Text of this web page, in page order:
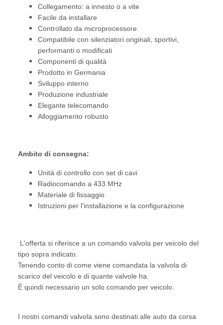
Collegamento: a innesto o a vite
Facile da installare
Controllato da microprocessore
Compatibile con silenziatori originali, sportivi,
performanti o modificati
Componenti di qualità
Prodotto in Germania
Sviluppo interno
Produzione industriale
Elegante telecomando
Alloggiamento robusto
Ambito di consegna:
Unità di controllo con set di cavi
Radiocomando a 433 MHz
Materiale di fissaggio
Istruzioni per l'installazione e la configurazione
L'offerta si riferisce a un comando valvola per veicolo del
tipo sopra indicato.
Tenendo conto di come viene comandata la valvola di
scarico del veicolo e di quante valvole ha.
È quindi necessario un solo comando per veicolo.
I nostri comandi valvola sono destinati alle auto da corsa